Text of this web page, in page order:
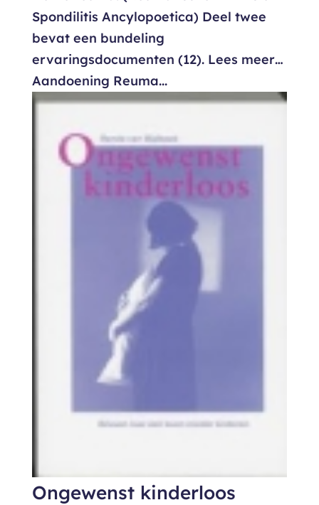
Spondilitis Ancylopoetica) Deel twee
bevat een bundeling
ervaringsdocumenten (12). Lees meer…
Aandoening Reuma...
Ongewenst kinderloos